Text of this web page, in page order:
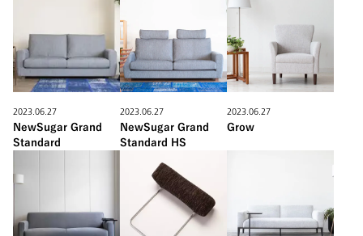
2023.06.27
NewSugar Grand
Standard
2023.06.27
NewSugar Grand
Standard HS
2023.06.27
Grow